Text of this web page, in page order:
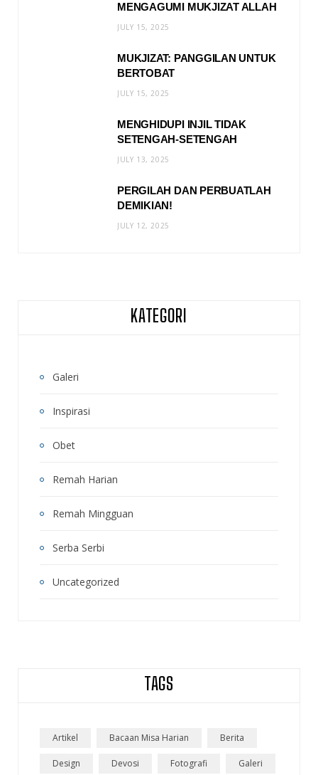
MENGAGUMI MUKJIZAT ALLAH
JULY 15, 2025
MUKJIZAT: PANGGILAN UNTUK
BERTOBAT
JULY 15, 2025
MENGHIDUPI INJIL TIDAK
SETENGAH-SETENGAH
JULY 13, 2025
PERGILAH DAN PERBUATLAH
DEMIKIAN!
JULY 12, 2025
KATEGORI
Galeri
Inspirasi
Obet
Remah Harian
Remah Mingguan
Serba Serbi
Uncategorized
TAGS
Artikel Bacaan Misa Harian Berita
Design Devosi Fotografi Galeri